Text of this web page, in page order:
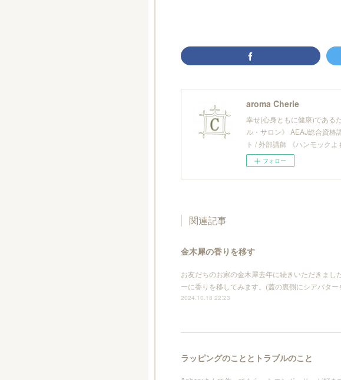
aroma Cherie
幸せ(心身ともに健康)である
ル・サロン》 AEAJ総合資格
ト / 外部講師 《ハンモック
フォロー
関連記事
金木犀の香りを移す
お友だちのお家の金木犀去年に続きいただきま
ーに香りを移してみます。(蓋の裏側にシアバタ
2024.10.18 22:23
ラッピングのこととトラブルのこと